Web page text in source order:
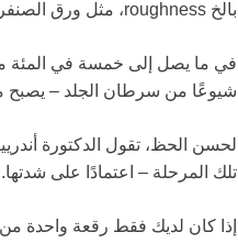
في ما يصل إلى خمسة في المئة من
شيوعًا من سرطان الجلد – يصبح
لحسن الحظ، تقول الدكتورة
تلك المرحلة – اعتمادًا على شدتها.
إذا كان لديك فقط رقعة واحدة من